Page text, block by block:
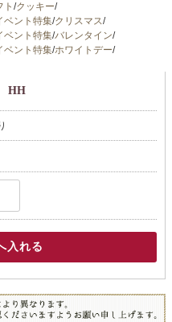
ト /クッキー/
ベント特集/クリスマス/
ベント特集/バレンタイン/
ベント特集/ホワイトデー/
HH